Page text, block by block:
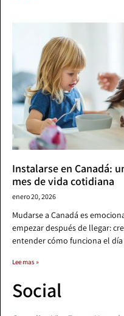
Instalarse en Canadá:
mes de vida cotidiana
enero 20, 2026
Mudarse a Canadá es
empezar después de llegar:
entender cómo funciona el día
Lee mas »
Social